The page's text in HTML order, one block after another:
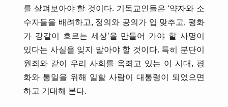
를 살펴보아야 할 것이다. 기독교인들은 ‘약자와 소
수자들을 배려하고, 정의와 공의가 입 맞추고, 평화
가 강같이 흐르는 세상’을 만들어 가야 할 사명이
있다는 사실을 잊지 말아야 할 것이다. 특히 분단이
원죄와 같이 우리 사회를 옥죄고 있는 이 시대, 평
화와 통일을 위해 일할 사람이 대통령이 되었으면
하고 기대해 본다.